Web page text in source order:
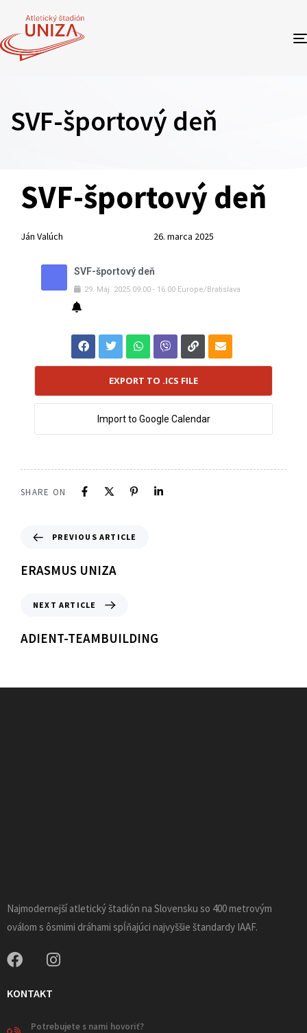
SVF-športový deň
IN:
SVF-športový deň
Ján Valúch
on:
26. marca 2025
SVF-športový deň
29. Máj. 2025 09:00 - 16:00 Europe/Bratislava
EXPORT TO .ICS FILE
Import to Google Calendar
SHARE ON
PREVIOUS ARTICLE
ERASMUS UNIZA
NEXT ARTICLE
ADIENT-TEAMBUILDING
Najmodernejší atletický štadión na Slovensku so 400 metrovým
oválom s ôsmimi dráhami spĺňajúci najvyššie štandardy IAAF.
KONTAKT
Potrebujete s nami hovoriť?